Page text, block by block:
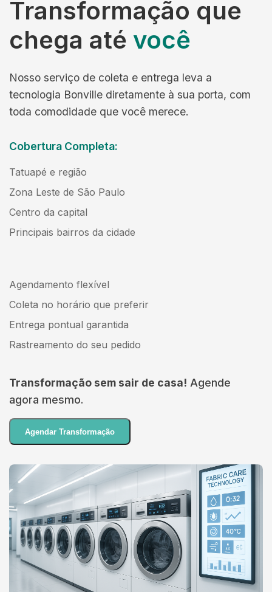
Transformação que
chega até você
Nosso serviço de coleta e entrega leva a
tecnologia Bonville diretamente à sua porta, com
toda comodidade que você merece.
Cobertura Completa:
Tatuapé e região
Zona Leste de São Paulo
Centro da capital
Principais bairros da cidade
Agendamento flexível
Coleta no horário que preferir
Entrega pontual garantida
Rastreamento do seu pedido
Transformação sem sair de casa! Agende
agora mesmo.
Agendar Transformação